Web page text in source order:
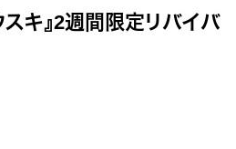
スキ』2週間限定リバイバ